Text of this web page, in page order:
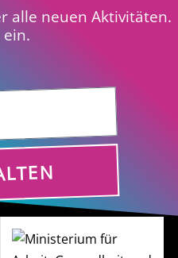
alle neuen Aktivitäten.
ein.